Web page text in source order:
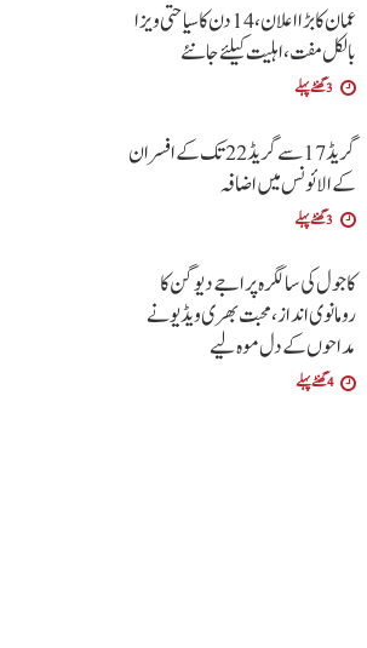
عمان کا بڑا اعلان،14 دن کا سیاحتی ویزا
بالکل مفت ،اہلیت کیلئے جانئے
3 گھنٹے پہلے
گریڈ 17 سے گریڈ 22 تک کے افسران
کے الائونس میں اضافہ
3 گھنٹے پہلے
کاجول کی سالگرہ پر اجے دیوگن کا
رومانوی انداز، محبت بھری ویڈیو نے
مداحوں کے دل موہ لیے
4 گھنٹے پہلے